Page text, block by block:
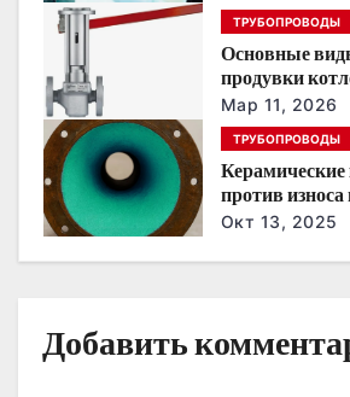
п
и
с
я
м
ТРУБОПРОВОДЫ
Основные
продувки
устройств и
Мар 11, 2026
ТРУБОПРОВОДЫ
против износа
они работают
Окт 13, 2025
Добавить